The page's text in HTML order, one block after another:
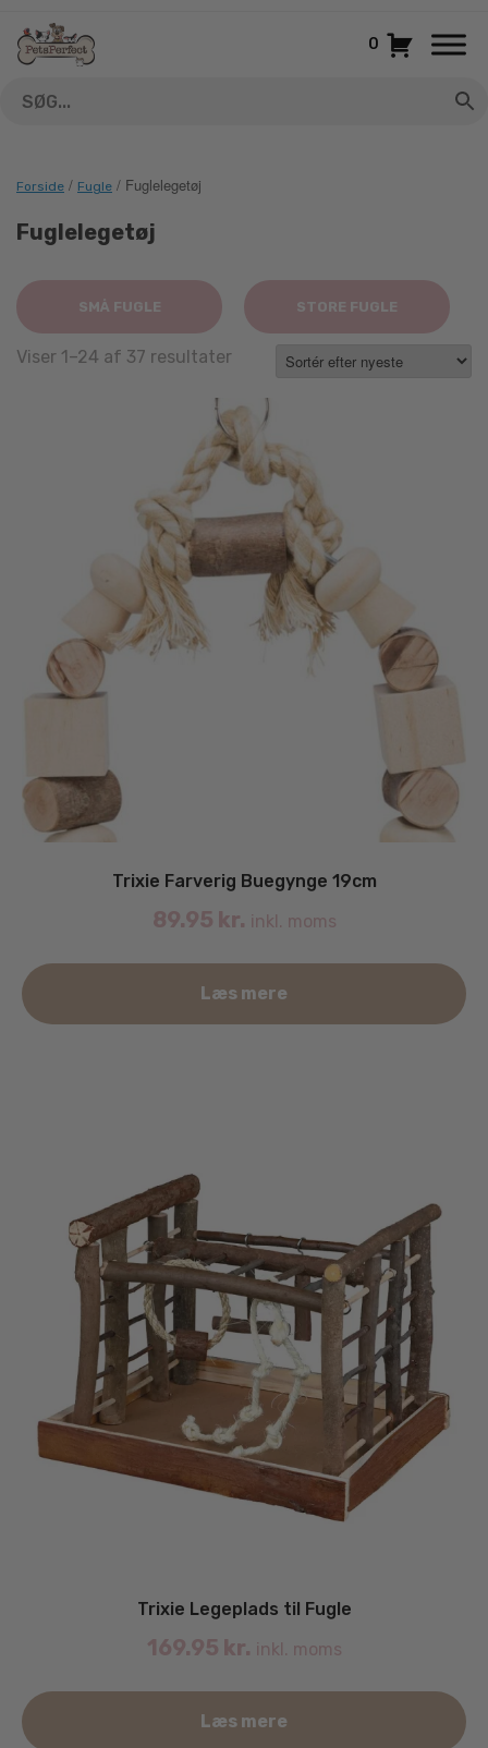
indhold
0
Forside / Fugle / Fuglelegetøj
Fuglelegetøj
SMÅ FUGLE STORE FUGLE
Viser 1–24 af 37 resultaterSorted
latest
Trixie Farverig Buegynge 19cm
89.95 kr. inkl. moms
Læs mere
Trixie Legeplads til Fugle
169.95 kr. inkl. moms
Læs mere